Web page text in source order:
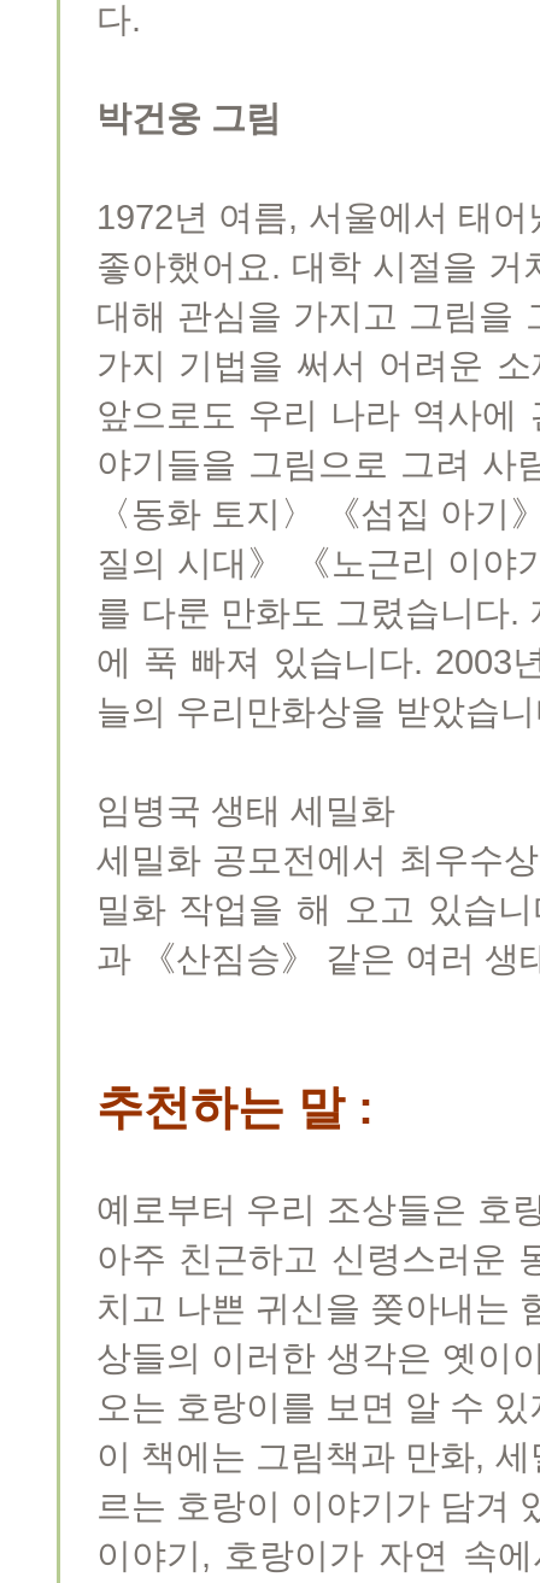
다.
박건웅 그림
1972년 여름, 서울에서 태
좋아했어요. 대학 시절을
대해 관심을 가지고 그림을
가지 기법을 써서 어려운
앞으로도 우리 나라 역사에
야기들을 그림으로 그려 사
〈동화 토지〉 《섬집 아기
질의 시대》 《노근리 이야
를 다룬 만화도 그렸습니다.
에 푹 빠져 있습니다. 2003
늘의 우리만화상을 받았습
임병국 생태 세밀화
세밀화 공모전에서 최우수
밀화 작업을 해 오고 있습
과 《산짐승》 같은 여러
추천하는 말 :
예로부터 우리 조상들은 호
아주 친근하고 신령스러운
치고 나쁜 귀신을 쫒아내는
상들의 이러한 생각은 옛이
오는 호랑이를 보면 알 수
이 책에는 그림책과 만화,
르는 호랑이 이야기가 담겨
이야기, 호랑이가 자연 속